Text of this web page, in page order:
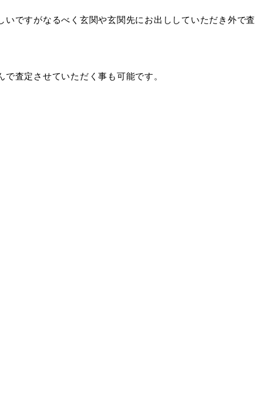
ですがなるべく玄関や玄関先にお出ししていただき外で査
査定させていただく事も可能です。